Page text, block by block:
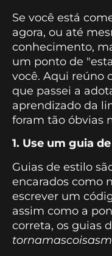
Se você está
agora, ou até
conhecimento,
um ponto de
você. Aqui reúno
que passei a
aprendizado da
foram tão óbvias
1. Use um guia
Guias de estilo
encarados como
escrever um
assim como a
correta, os guias